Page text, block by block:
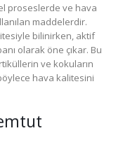
proseslerde ve hava
maddelerdir.
bilinirken, aktif
olarak öne çıkar. Bu
ve kokuların
hava kalitesini